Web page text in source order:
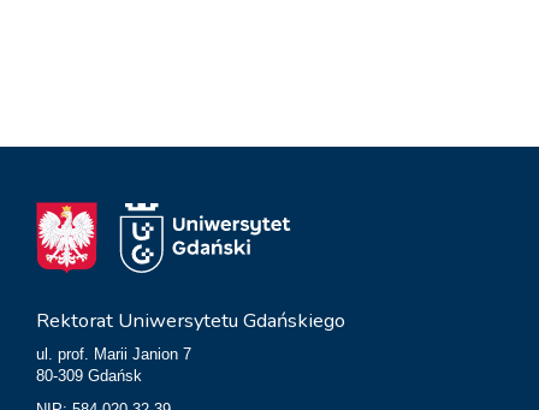
Rektorat Uniwersytetu Gdańskiego
ul. prof. Marii Janion 7
80-309 Gdańsk